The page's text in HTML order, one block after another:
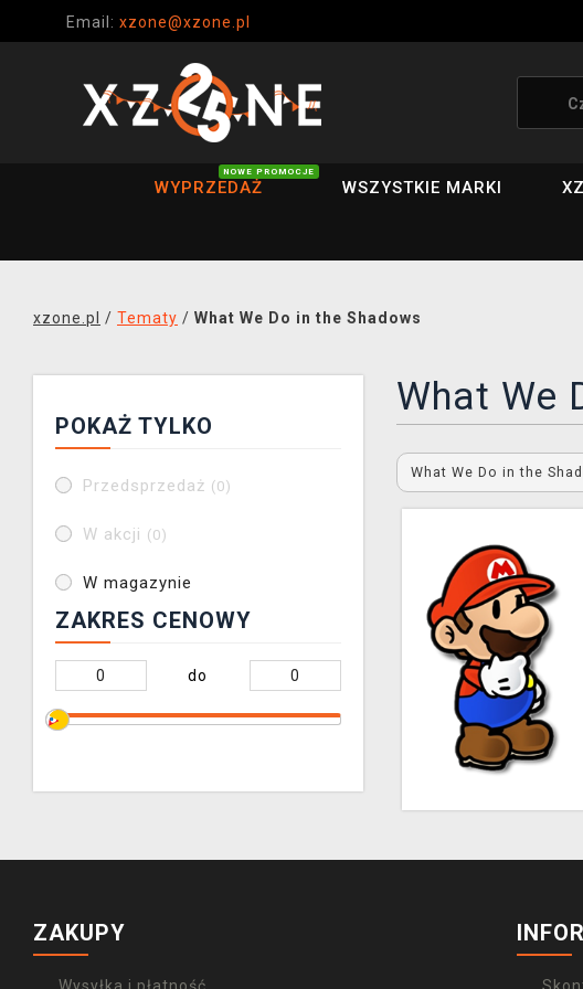
Email: xzone@xzone.pl
WYPRZEDAŻ
NOWE PROMOCJE
WSZYSTKIE MARKI
xzone.pl / Tematy / What We Do in the Shadows
POKAŻ TYLKO
Przedsprzedaż (0)
W akcji (0)
W magazynie
ZAKRES CENOWY
do
What We
What We Do in the
ZAKUPY